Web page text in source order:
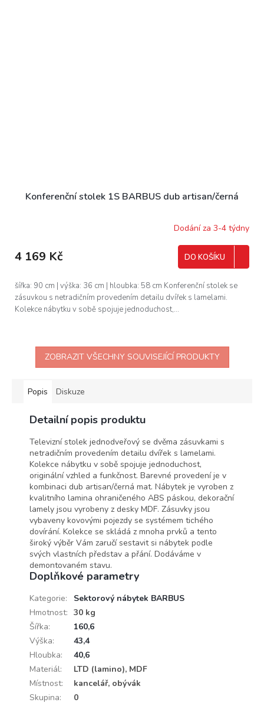
Konferenční stolek 1S BARBUS dub artisan/černá
Dodání za 3-4 týdny
4 169 Kč DO KOŠÍKU
šířka: 90 cm | výška: 36 cm | hloubka: 58 cm Konferenční stolek se
zásuvkou s netradičním provedením detailu dvířek s lamelami.
Kolekce nábytku v sobě spojuje jednoduchost,...
ZOBRAZIT VŠECHNY SOUVISEJÍCÍ PRODUKTY
Popis Diskuze
Detailní popis produktu
Televizní stolek jednodveřový se dvěma zásuvkami s
netradičním provedením detailu dvířek s lamelami.
Kolekce nábytku v sobě spojuje jednoduchost,
originální vzhled a funkčnost. Barevné provedení je v
kombinaci dub artisan/černá mat. Nábytek je vyroben z
kvalitního lamina ohraničeného ABS páskou, dekorační
lamely jsou vyrobeny z desky MDF. Zásuvky jsou
vybaveny kovovými pojezdy se systémem tichého
dovírání. Kolekce se skládá z mnoha prvků a tento
široký výběr Vám zaručí sestavit si nábytek podle
svých vlastních představ a přání. Dodáváme v
demontovaném stavu.
Doplňkové parametry
Kategorie:
Sektorový nábytek BARBUS
Hmotnost: 30 kg
Šířka:
160,6
Výška:
43,4
Hloubka:
40,6
Materiál:
LTD (lamino), MDF
Místnost:
kancelář, obývák
Skupina: 0